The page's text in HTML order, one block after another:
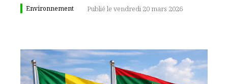
Environnement Publié le vendredi 20 mars 2026